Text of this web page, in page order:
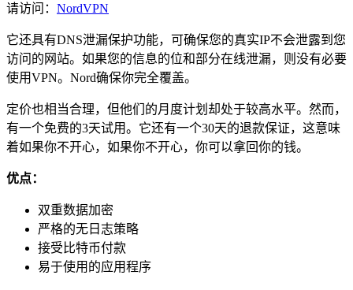
请访问： NordVPN
它还具有DNS泄漏保护功能，可确保您的真实IP不会泄露到您
访问的网站。如果您的信息的位和部分在线泄漏，则没有必要
使用VPN。Nord确保你完全覆盖。
定价也相当合理，但他们的月度计划却处于较高水平。然而，
有一个免费的3天试用。它还有一个30天的退款保证，这意味
着如果你不开心，如果你不开心，你可以拿回你的钱。
优点：
双重数据加密
严格的无日志策略
接受比特币付款
易于使用的应用程序